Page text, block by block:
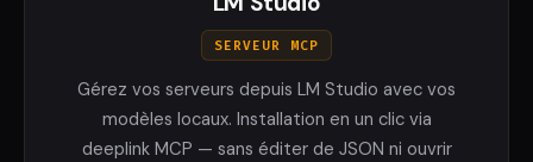
SERVEUR MCP
Gérez vos serveurs depuis LM Studio avec vos
modèles locaux. Installation en un clic via
deeplink MCP — sans éditer de JSON ni ouvrir